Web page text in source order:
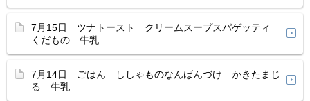
7月15日 ツナトースト クリームスープスパゲッティ
くだもの 牛乳
7月14日 ごはん ししゃものなんばんづけ かきたまじ
る 牛乳